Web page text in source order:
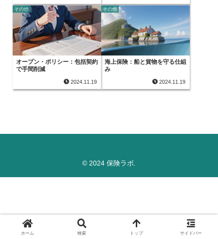
その他
オープン・ポリシー：包括契約
で手間削減
2024.11.19
その他
海上保険：船と貨物を守る仕組
み
2024.11.19
© 2024 保険ラボ.
ホーム 検索 トップ サイドバー